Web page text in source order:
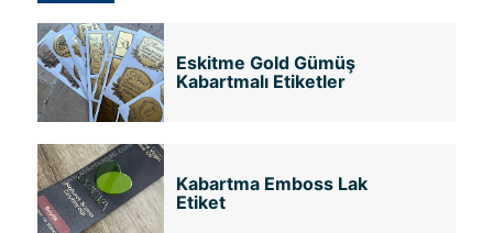
Eskitme Gold Gümüş
Kabartmalı Etiketler
Kabartma Emboss Lak
Etiket